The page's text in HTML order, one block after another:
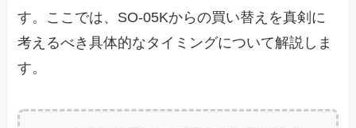
す。ここでは、SO-05Kからの買い替えを真剣に
考えるべき具体的なタイミングについて解説しま
す。